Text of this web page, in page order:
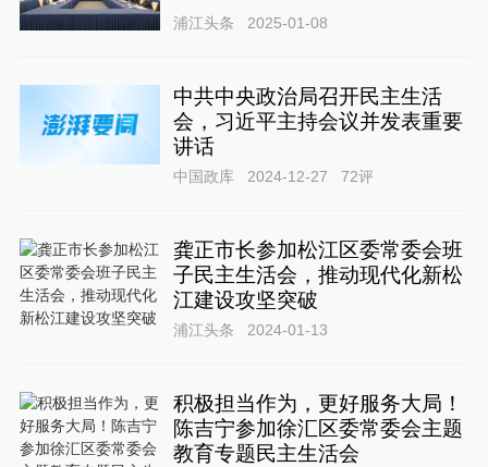
浦江头条 2025-01-08
中共中央政治局召开民主生活
会，习近平主持会议并发表重要
讲话
中国政库 2024-12-27 72评
龚正市长参加松江区委常委会班
子民主生活会，推动现代化新松
江建设攻坚突破
浦江头条 2024-01-13
积极担当作为，更好服务大局！
陈吉宁参加徐汇区委常委会主题
教育专题民主生活会